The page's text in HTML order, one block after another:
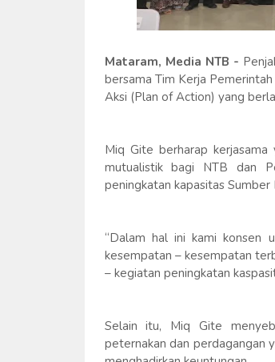
Mataram, Media NTB -
bersama Tim Kerja
Aksi (Plan of Action) yang
Miq Gite berharap
mutualistik bagi NTB dan
peningkatan kapasitas Sumber
“Dalam hal ini kami konsen
kesempatan – kesempatan
– kegiatan peningkatan
Selain itu, Miq Gite
peternakan dan perdagangan